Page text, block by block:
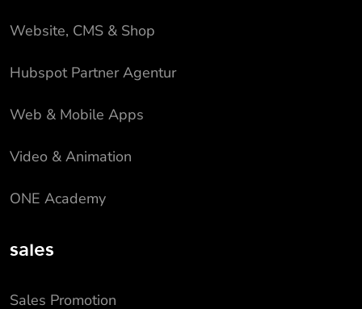
Website, CMS & Shop
Hubspot Partner Agentur
Web & Mobile Apps
Video & Animation
ONE Academy
sales
Sales Promotion